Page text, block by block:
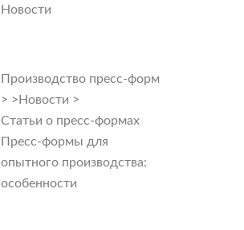
Новости
Производство пресс-форм
>
Статьи о пресс-формах
> Новости >
Пресс-формы для
опытного производства:
особенности